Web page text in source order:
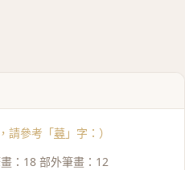
請參考「蕁 」字：）
：18 部外筆畫：12